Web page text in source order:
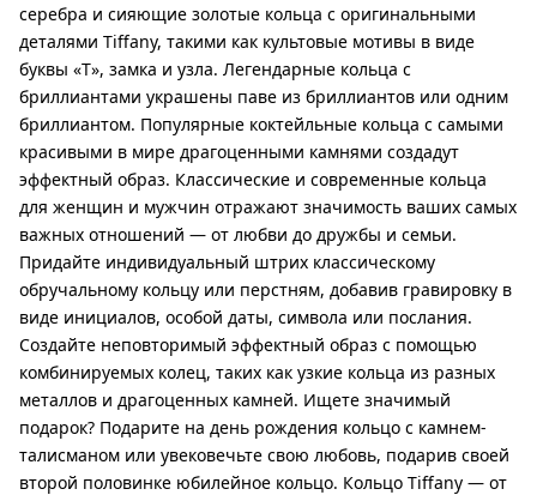
серебра и сияющие золотые кольца с оригинальными
деталями Tiffany, такими как культовые мотивы в виде
буквы «Т», замка и узла. Легендарные кольца с
бриллиантами украшены паве из бриллиантов или одним
бриллиантом. Популярные коктейльные кольца с самыми
красивыми в мире драгоценными камнями создадут
эффектный образ. Классические и современные кольца
для женщин и мужчин отражают значимость ваших самых
важных отношений — от любви до дружбы и семьи.
Придайте индивидуальный штрих классическому
обручальному кольцу или перстням, добавив гравировку в
виде инициалов, особой даты, символа или послания.
Создайте неповторимый эффектный образ с помощью
комбинируемых колец, таких как узкие кольца из разных
металлов и драгоценных камней. Ищете значимый
подарок? Подарите на день рождения кольцо с камнем-
талисманом или увековечьте свою любовь, подарив своей
второй половинке юбилейное кольцо. Кольцо Tiffany — от